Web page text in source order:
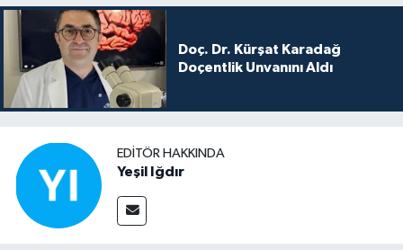
Doç. Dr. Kürşat Karadağ
Doçentlik Unvanını Aldı
EDITÖR HAKKINDA
Yeşil Iğdır